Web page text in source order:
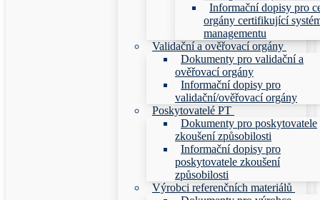
Informační dopisy pro
orgány certifikující
managementu
Validační a ověřovací orgány
Dokumenty pro validační a
ověřovací orgány
Informační dopisy pro
validační/ověřovací orgány
Poskytovatelé PT
Dokumenty pro poskytovatele
zkoušení způsobilosti
Informační dopisy pro
poskytovatele zkoušení
způsobilosti
Výrobci referenčních materiálů